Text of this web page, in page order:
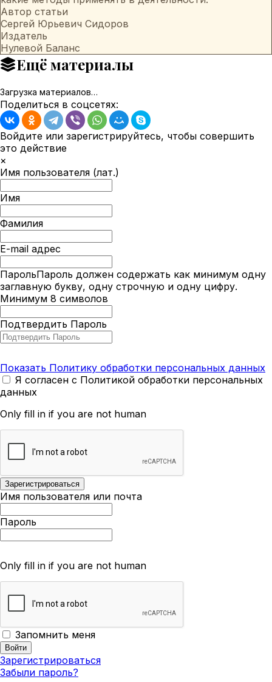
Автор статьи
Сергей Юрьевич Сидоров
Издатель
Нулевой Баланс
Ещё материалы
Загрузка материалов…
Поделиться в соцсетях:
Войдите или зарегистрируйтесь, чтобы совершить
это действие
×
Имя пользователя (лат.)
Имя
Фамилия
E-mail адрес
ПарольПароль должен содержать как минимум одну
заглавную букву, одну строчную и одну цифру.
Минимум 8 символов
Подтвердить Пароль
Показать Политику обработки персональных данных
Я согласен с Политикой обработки персональных
данных
Only fill in if you are not human
Имя пользователя или почта
Пароль
Only fill in if you are not human
Запомнить меня
Зарегистрироваться
Забыли пароль?